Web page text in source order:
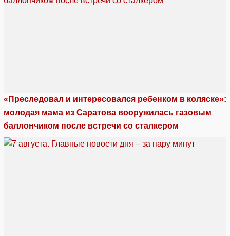
«Преследовал и интересовался ребенком в коляске»:
молодая мама из Саратова вооружилась газовым
баллончиком после встречи со сталкером